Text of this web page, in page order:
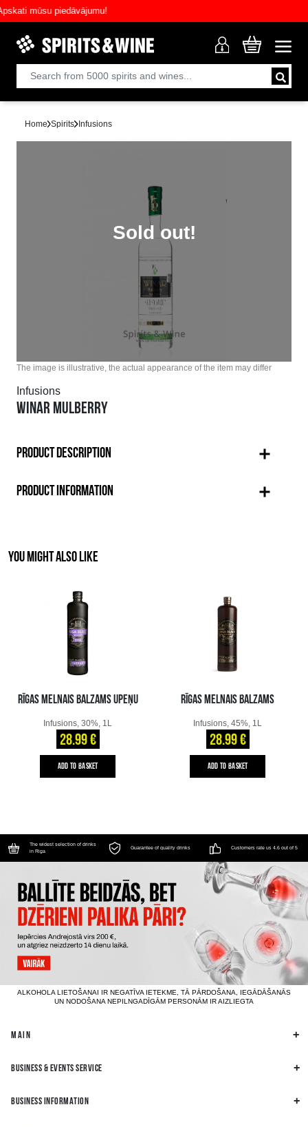
mūsu piedāvājumu!
Home Spirits Infusions
Sold out!
The image is illustrative, the actual appearance of the item may differ
Infusions
WINAR MULBERRY
PRODUCT DESCRIPTION
PRODUCT INFORMATION
YOU MIGHT ALSO LIKE
RĪGAS MELNAIS BALZAMS UPEŅU
Infusions, 30%, 1L
28.99 €
ADD TO BASKET
RĪGAS MELNAIS BALZAMS
Infusions, 45%, 1L
28.99 €
ADD TO BASKET
The widest selection of drinks
in Riga
Guarantee of quality drinks Customers rate us 4.6 out of 5
ALKOHOLA LIETOŠANAI IR NEGATĪVA IETEKME, TĀ PĀRDOŠANA, IEGĀDĀŠANĀS
UN NODOŠANA NEPILNGADĪGĀM PERSONĀM IR AIZLIEGTA
MAIN
BUSINESS & EVENTS SERVICE
BUSINESS INFORMATION